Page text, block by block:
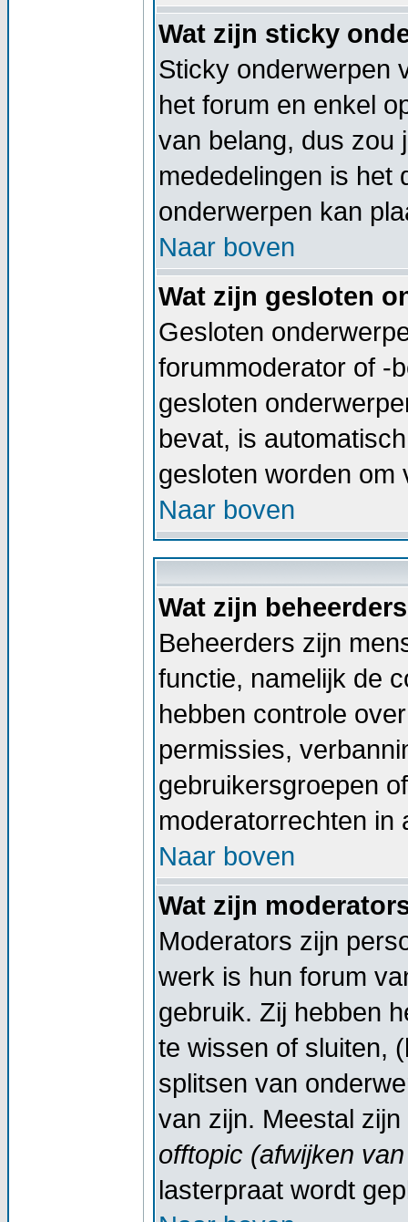
Wat zijn sticky
Sticky onderwerpen
het forum en enkel
van belang, dus zou
mededelingen is het
onderwerpen kan
Naar boven
Wat zijn gesloten
Gesloten
forummoderator of -
gesloten
bevat, is
gesloten worden om
Naar boven
Wat zijn
Beheerders zijn
functie, namelijk de
hebben controle
permissies,
gebruikersgroepen
moderatorrechten in
Naar boven
Wat zijn
Moderators zijn
werk is hun forum
gebruik. Zij hebben
te wissen of sluiten,
splitsen van
van zijn. Meestal
offtopic (afwijken
lasterpraat wordt